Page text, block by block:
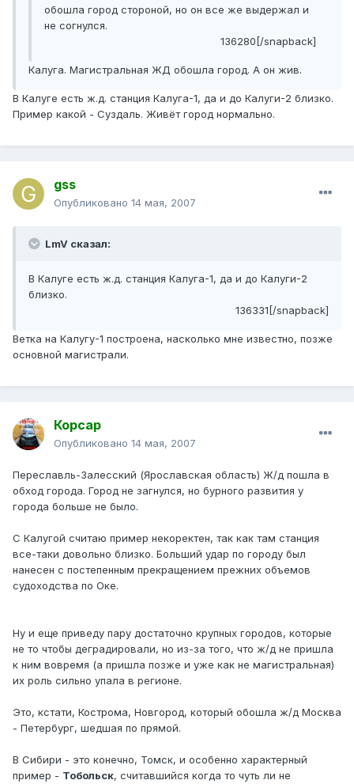
обошла город стороной, но он все же выдержал и
не согнулся.
136280[/snapback]
Калуга. Магистральная ЖД обошла город. А он жив.
В Калуге есть ж.д. станция Калуга-1, да и до Калуги-2 близко.
Пример какой - Суздаль. Живёт город нормально.
gss
Опубликовано 14 мая, 2007
LmV сказал:
В Калуге есть ж.д. станция Калуга-1, да и до Калуги-2
близко.
136331[/snapback]
Ветка на Калугу-1 построена, насколько мне известно, позже
основной магистрали.
Корсар
Опубликовано 14 мая, 2007
Переславль-Залесский (Ярославская область) Ж/д пошла в
обход города. Город не загнулся, но бурного развития у
города больше не было.
С Калугой считаю пример некоректен, так как там станция
все-таки довольно близко. Больший удар по городу был
нанесен с постепенным прекращением прежних объемов
судоходства по Оке.
Ну и еще приведу пару достаточно крупных городов, которые
не то чтобы деградировали, но из-за того, что ж/д не пришла
к ним вовремя (а пришла позже и уже как не магистральная)
их роль сильно упала в регионе.
Это, кстати, Кострома, Новгород, который обошла ж/д Москва
- Петербург, шедшая по прямой.
В Сибири - это конечно, Томск, и особенно характерный
пример - Тобольск, считавшийся когда то чуть ли не